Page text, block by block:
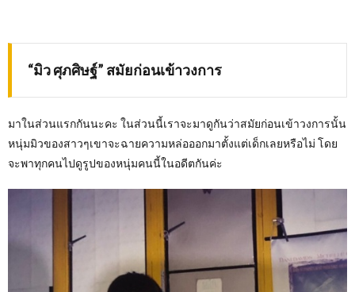
“มิว ศุภศิษฐ์” สมัยก่อนเข้าวงการ
มาในส่วนแรกกันนะคะ ในส่วนนี้เราจะมาดูกันว่าสมัยก่อนเข้าวงการนั้น
หนุ่มมิวของสาวๆเขาจะฉายความหล่อออกมาตั้งแต่เด็กเลยหรือไม่ โดย
จะพาทุกคนไปดูรูปของหนุ่มคนนี้ในอดีตกันค่ะ